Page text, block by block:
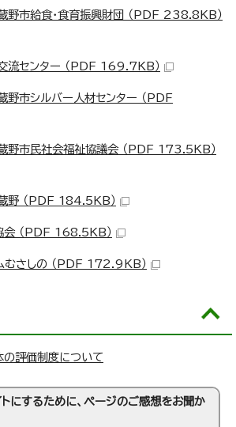
野市給食・食育振興財団 （PDF 238.8KB）
流センター （PDF 169.7KB）
野市シルバー人材センター （PDF
野市民社会福祉協議会 （PDF 173.5KB）
野 （PDF 184.5KB）
会 （PDF 168.5KB）
むさしの （PDF 172.9KB）
の評価制度について
にするために、ページのご感想をお聞か